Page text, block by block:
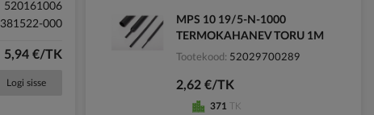
520161006
381522-000
5,94 €/TK
Logi sisse
MPS 10 19/5-N-1000
TERMOKAHANEV TORU 1M
Tootekood 52029700289
2,62 €/TK
371 TK